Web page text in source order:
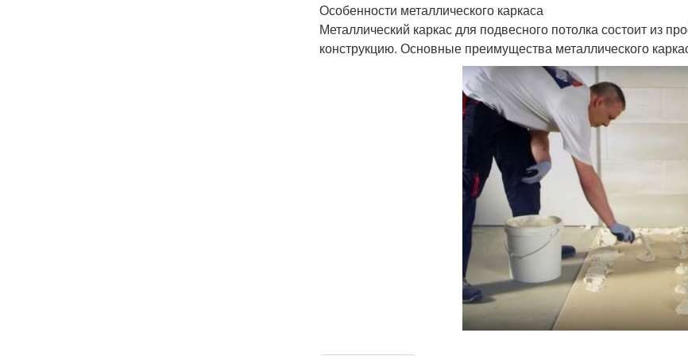
Особенности металлического каркаса
Металлический каркас для подвесного потолка состоит из
конструкцию. Основные преимущества металлического